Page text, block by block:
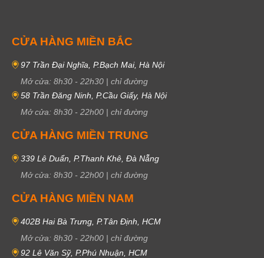
CỬA HÀNG MIỀN BẮC
97 Trần Đại Nghĩa, P.Bạch Mai, Hà Nội
Mở cửa: 8h30 - 22h30 | chỉ đường
58 Trần Đăng Ninh, P.Cầu Giấy, Hà Nội
Mở cửa: 8h30 - 22h00 | chỉ đường
CỬA HÀNG MIỀN TRUNG
339 Lê Duẩn, P.Thanh Khê, Đà Nẵng
Mở cửa: 8h30 - 22h00 | chỉ đường
CỬA HÀNG MIỀN NAM
402B Hai Bà Trưng, P.Tân Định, HCM
Mở cửa: 8h30 - 22h00 | chỉ đường
92 Lê Văn Sỹ, P.Phú Nhuận, HCM